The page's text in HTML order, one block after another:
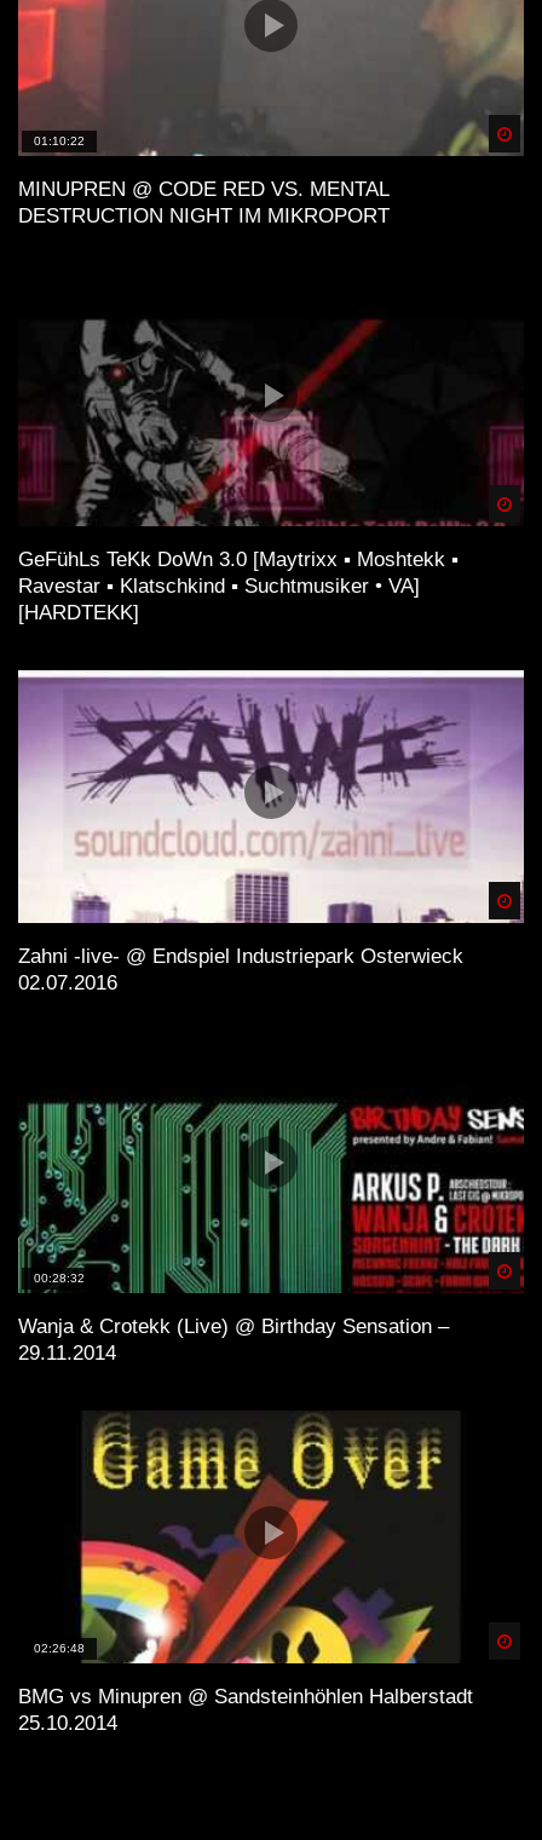
01:10:22
MINUPREN @ CODE RED VS. MENTAL
DESTRUCTION NIGHT IM MIKROPORT
GeFühLs TeKk DoWn 3.0 [Maytrixx ▪ Moshtekk ▪
Ravestar ▪ Klatschkind ▪ Suchtmusiker • VA]
[HARDTEKK]
Zahni -live- @ Endspiel Industriepark Osterwieck
02.07.2016
00:28:32
Wanja & Crotekk (Live) @ Birthday Sensation –
29.11.2014
02:26:48
BMG vs Minupren @ Sandsteinhöhlen Halberstadt
25.10.2014